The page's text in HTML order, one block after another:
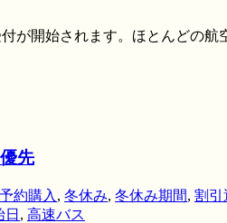
が開始されます。ほとんどの航
先
予約購入 , 冬休み, 冬休み期間, 割引
日 , 高速バス